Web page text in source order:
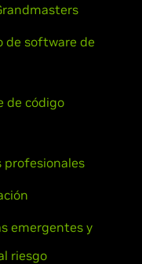
de software de
de código
profesionales
emergentes y
riesgo